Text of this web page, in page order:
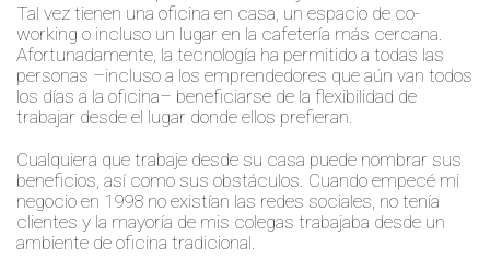
Tal vez tienen una oficina en casa, un espacio de co-
working o incluso un lugar en la cafetería más cercana.
Afortunadamente, la tecnología ha permitido a todas las
personas –incluso a los emprendedores que aún van todos
los días a la oficina– beneficiarse de la flexibilidad de
trabajar desde el lugar donde ellos prefieran.
Cualquiera que trabaje desde su casa puede nombrar sus
beneficios, así como sus obstáculos. Cuando empecé mi
negocio en 1998 no existían las redes sociales, no tenía
clientes y la mayoría de mis colegas trabajaba desde un
ambiente de oficina tradicional.